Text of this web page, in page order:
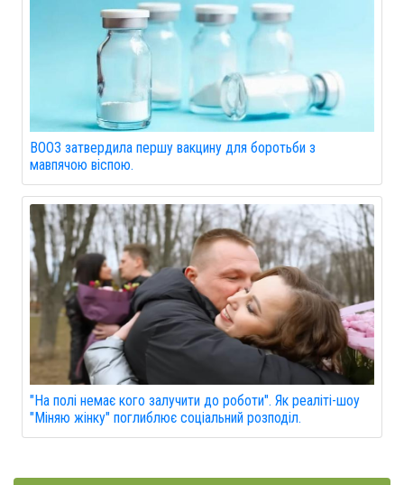
ВООЗ затвердила першу вакцину для боротьби з
мавпячою віспою.
"На полі немає кого залучити до роботи". Як реаліті-шоу
"Міняю жінку" поглиблює соціальний розподіл.